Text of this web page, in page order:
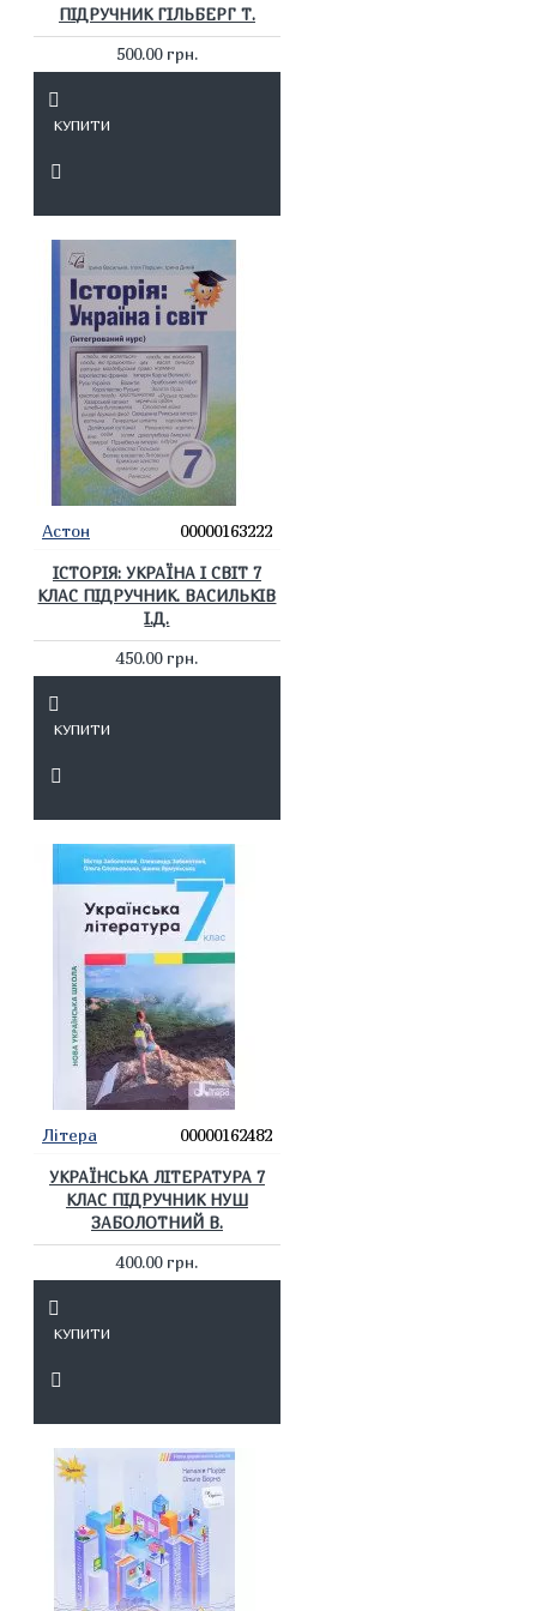
ПІДРУЧНИК ГІЛЬБЕРГ Т.
500.00 грн.
КУПИТИ
Астон 00000163222
ІСТОРІЯ: УКРАЇНА І СВІТ 7
КЛАС ПІДРУЧНИК. ВАСИЛЬКІВ
І.Д.
450.00 грн.
КУПИТИ
Літера 00000162482
УКРАЇНСЬКА ЛІТЕРАТУРА 7
КЛАС ПІДРУЧНИК НУШ
ЗАБОЛОТНИЙ В.
400.00 грн.
КУПИТИ